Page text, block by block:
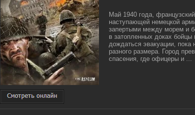
Май 1940 года,
наступающей немецкой
запертыми между морем и
в затопленных доках
дождаться эвакуации, пока
разного размера. Город
спасения, где офицеры и ...